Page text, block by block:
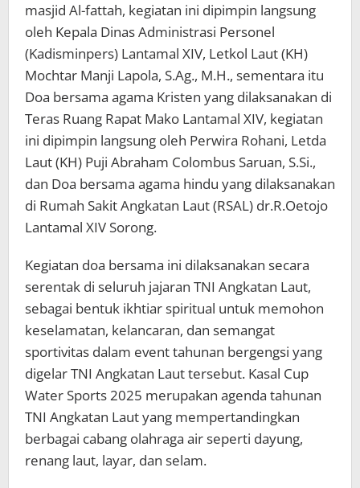
masjid Al-fattah, kegiatan ini dipimpin langsung
oleh Kepala Dinas Administrasi Personel
(Kadisminpers) Lantamal XIV, Letkol Laut (KH)
Mochtar Manji Lapola, S.Ag., M.H., sementara itu
Doa bersama agama Kristen yang dilaksanakan di
Teras Ruang Rapat Mako Lantamal XIV, kegiatan
ini dipimpin langsung oleh Perwira Rohani, Letda
Laut (KH) Puji Abraham Colombus Saruan, S.Si.,
dan Doa bersama agama hindu yang dilaksanakan
di Rumah Sakit Angkatan Laut (RSAL) dr.R.Oetojo
Lantamal XIV Sorong.
Kegiatan doa bersama ini dilaksanakan secara
serentak di seluruh jajaran TNI Angkatan Laut,
sebagai bentuk ikhtiar spiritual untuk memohon
keselamatan, kelancaran, dan semangat
sportivitas dalam event tahunan bergengsi yang
digelar TNI Angkatan Laut tersebut. Kasal Cup
Water Sports 2025 merupakan agenda tahunan
TNI Angkatan Laut yang mempertandingkan
berbagai cabang olahraga air seperti dayung,
renang laut, layar, dan selam.